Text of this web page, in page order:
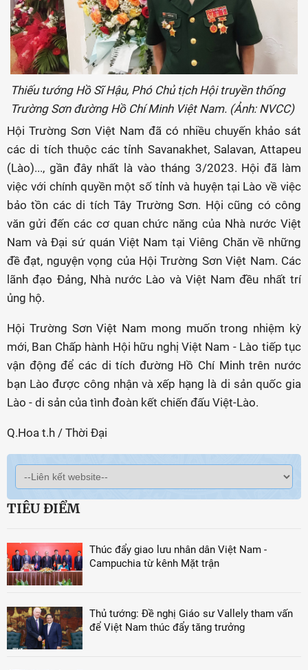
Thiếu tướng Hồ Sĩ Hậu, Phó Chủ tịch Hội truyền thống
Trường Sơn đường Hồ Chí Minh Việt Nam. (Ảnh: NVCC)
Hội Trường Sơn Việt Nam đã có nhiều chuyến khảo sát
các di tích thuộc các tỉnh Savanakhet, Salavan, Attapeu
(Lào)..., gần đây nhất là vào tháng 3/2023. Hội đã làm
việc với chính quyền một số tỉnh và huyện tại Lào về việc
bảo tồn các di tích Tây Trường Sơn. Hội cũng có công
văn gửi đến các cơ quan chức năng của Nhà nước Việt
Nam và Đại sứ quán Việt Nam tại Viêng Chăn về những
đề đạt, nguyện vọng của Hội Trường Sơn Việt Nam. Các
lãnh đạo Đảng, Nhà nước Lào và Việt Nam đều nhất trí
ủng hộ.
Hội Trường Sơn Việt Nam mong muốn trong nhiệm kỳ
mới, Ban Chấp hành Hội hữu nghị Việt Nam - Lào tiếp tục
vận động để các di tích đường Hồ Chí Minh trên nước
bạn Lào được công nhận và xếp hạng là di sản quốc gia
Lào - di sản của tình đoàn kết chiến đấu Việt-Lào.
Q.Hoa t.h / Thời Đại
TIÊU ĐIỂM
Thúc đẩy giao lưu nhân dân Việt Nam -
Campuchia từ kênh Mặt trận
Thủ tướng: Đề nghị Giáo sư Vallely tham vấn
để Việt Nam thúc đẩy tăng trưởng